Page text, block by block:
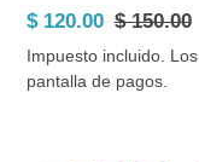
Precio
de
venta
$ 120.00 Precio
habitual
$ 150.00
Impuesto incluido. Los
pantalla de pagos.